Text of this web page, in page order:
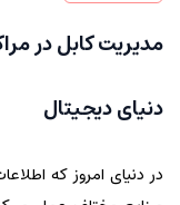
مدیریت کابل در
دنیای دیجیتال
در دنیای امروز که